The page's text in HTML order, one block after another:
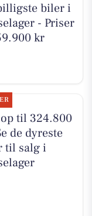
biler i
- Priser
kr
til 324.800
de dyreste
til salg i